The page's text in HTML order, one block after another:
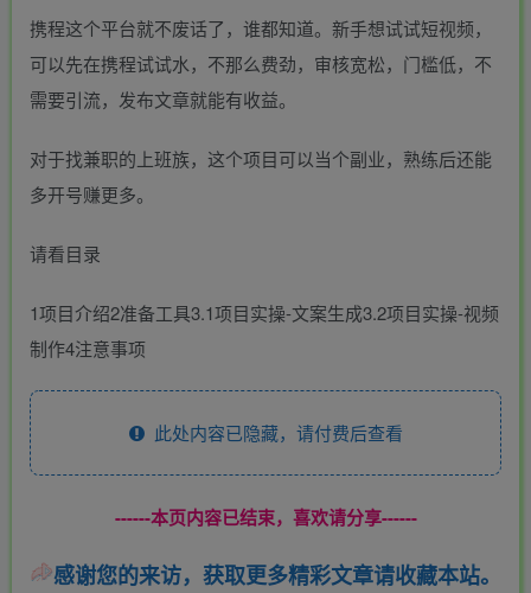
携程这个平台就不废话了，谁都知道。新手想试试短视频，
可以先在携程试试水，不那么费劲，审核宽松，门槛低，不
需要引流，发布文章就能有收益。
对于找兼职的上班族，这个项目可以当个副业，熟练后还能
多开号赚更多。
请看目录
1项目介绍2准备工具3.1项目实操-文案生成3.2项目实操-视频
制作4注意事项
此处内容已隐藏，请付费后查看
------本页内容已结束，喜欢请分享------
感谢您的来访，获取更多精彩文章请收藏本站。